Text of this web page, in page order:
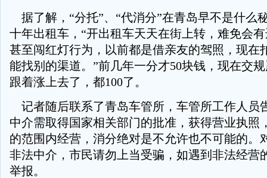
据了解，“分托”、“代消分”在青岛早不是什么
十年出租车，“开出租车天天在街上转，难免会
甚至闯红灯行为，以前都是借亲友的驾照，现在
能找别的渠道。”前几年一分才50块钱，现在交
跟着涨上去了，都100了。
记者随后联系了青岛车管所，车管所工作人员
中介需取得国家相关部门的批准，获得营业执照
的范围内经营，消分绝对是不允许也不可能的。
非法中介，市民请勿上当受骗，如遇到非法经营
举报。